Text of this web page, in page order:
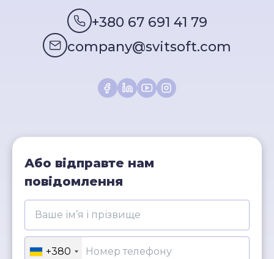
+380 67 691 41 79
company@svitsoft.com
Або відправте нам
повідомлення
+380